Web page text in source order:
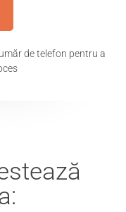
de telefon pentru a